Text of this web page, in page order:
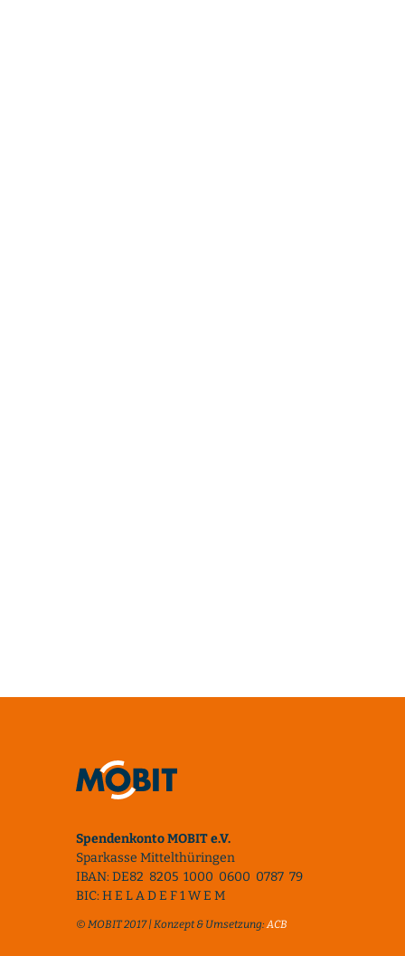
Spendenkonto MOBIT e.V.
Sparkasse Mittelthüringen
IBAN: DE82 8205 1000 0600 0787 79
BIC: H E L A D E F 1 W E M
© MOBIT 2017 | Konzept & Umsetzung:ACB